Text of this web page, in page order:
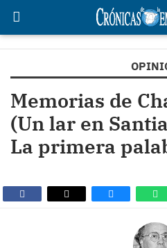
Memorias de
(Un lar en
La primera